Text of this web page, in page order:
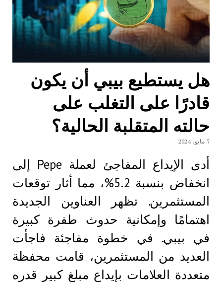
هل يستطيع بيبي أن يكون
قادرًا على التغلب على
حالته المتقلبة الحالية؟
7 مايو، 2024
أدى الإيداع المفاجئ لعملة Pepe إلى
انخفاض بنسبة 5.2%، مما أثار توقعات
المستثمرين. تظهر العناوين الجديدة
اهتمامًا وإمكانية حدوث طفرة كبيرة
في بيبي. في خطوة مفاجئة فاجأت
العديد من المستثمرين، قامت محفظة
متعددة العلامات بإيداع مبلغ كبير قدره